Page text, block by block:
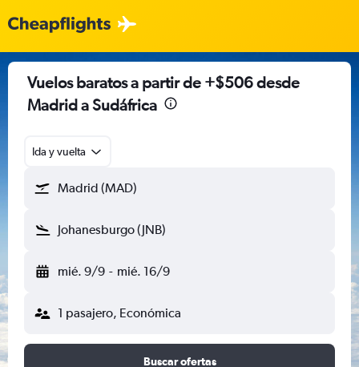
Vuelos baratos a partir de +$506 desde
Madrid a Sudáfrica
Ida y vuelta
Madrid (MAD)
Johanesburgo (JNB)
mié. 9/9 - mié. 16/9
1 pasajero, Económica
Buscar ofertas